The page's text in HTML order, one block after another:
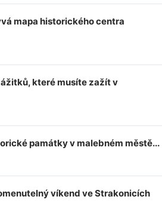
mapa historického centra
které musíte zažít v
památky v malebném městě...
víkend ve Strakonicích